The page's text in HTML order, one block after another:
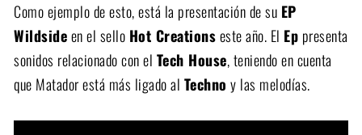
Como ejemplo de esto, está la presentación de su EP
Wildsideen el sello Hot Creationseste año. El Ep presenta
sonidos relacionado con el Tech House, teniendo en cuenta
que Matador está más ligado al Techno y las melodías.